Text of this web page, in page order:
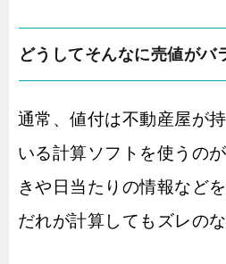
どうしてそんなに売値がバ
通常、値付は不動産屋が
いる計算ソフトを使うの
きや日当たりの情報など
だれが計算してもズレの